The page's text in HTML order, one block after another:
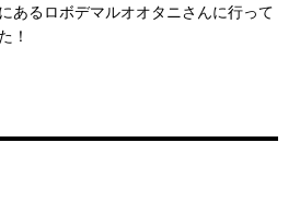
あるロボデマルオオタニさんに行って
！